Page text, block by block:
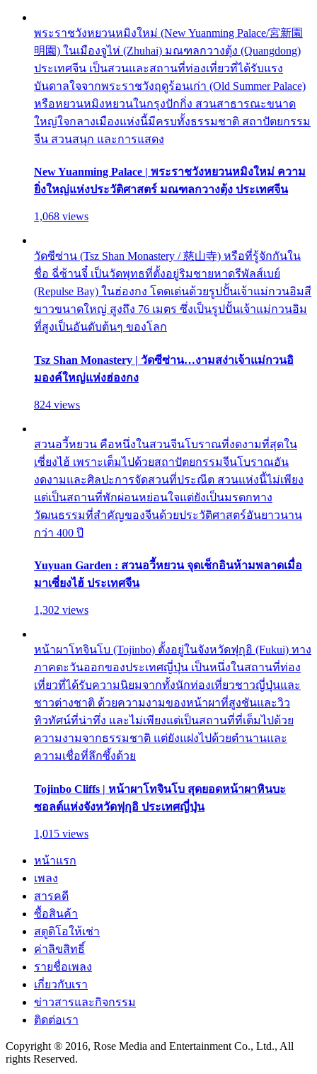
พระราชวังหยวนหมิงใหม่ (New Yuanming Palace/宮新園
明園) ในเมืองจูไห่ (Zhuhai) มณฑลกวางตุ้ง (Quangdong)
ประเทศจีน เป็นสวนและสถานที่ท่องเที่ยวที่ได้รับแรง
บันดาลใจจากพระราชวังฤดูร้อนเก่า (Old Summer Palace)
หรือหยวนหมิงหยวนในกรุงปักกิ่ง สวนสาธารณะขนาด
ใหญ่ใจกลางเมืองแห่งนี้มีครบทั้งธรรมชาติ สถาปัตยกรรม
จีน สวนสนุก และการแสดง
New Yuanming Palace | พระราชวังหยวนหมิงใหม่ ความ
ยิ่งใหญ่แห่งประวัติศาสตร์ มณฑลกวางตุ้ง ประเทศจีน
1,068 views
วัดซีซ่าน (Tsz Shan Monastery / 慈山寺) หรือที่รู้จักกันใน
ชื่อ ฉี่ซ้านจี๋ เป็นวัดพุทธที่ตั้งอยู่ริมชายหาดรีพัลส์เบย์
(Repulse Bay) ในฮ่องกง โดดเด่นด้วยรูปปั้นเจ้าแม่กวนอิมสี
ขาวขนาดใหญ่ สูงถึง 76 เมตร ซึ่งเป็นรูปปั้นเจ้าแม่กวนอิม
ที่สูงเป็นอันดับต้นๆ ของโลก
Tsz Shan Monastery | วัดซีซ่าน…งามสง่าเจ้าแม่กวนอิ
มองค์ใหญ่แห่งฮ่องกง
824 views
สวนอวี้หยวน คือหนึ่งในสวนจีนโบราณที่งดงามที่สุดใน
เซี่ยงไฮ้ เพราะเต็มไปด้วยสถาปัตยกรรมจีนโบราณอัน
งดงามและศิลปะการจัดสวนที่ประณีต สวนแห่งนี้ไม่เพียง
แต่เป็นสถานที่พักผ่อนหย่อนใจแต่ยังเป็นมรดกทาง
วัฒนธรรมที่สำคัญของจีนด้วยประวัติศาสตร์อันยาวนาน
กว่า 400 ปี
Yuyuan Garden : สวนอวี้หยวน จุดเช็กอินห้ามพลาดเมื่อ
มาเซี่ยงไฮ้ ประเทศจีน
1,302 views
หน้าผาโทจินโบ (Tojinbo) ตั้งอยู่ในจังหวัดฟุกุอิ (Fukui) ทาง
ภาคตะวันออกของประเทศญี่ปุ่น เป็นหนึ่งในสถานที่ท่อง
เที่ยวที่ได้รับความนิยมจากทั้งนักท่องเที่ยวชาวญี่ปุ่นและ
ชาวต่างชาติ ด้วยความงามของหน้าผาที่สูงชันและวิว
ทิวทัศน์ที่น่าทึ่ง และไม่เพียงแต่เป็นสถานที่ที่เต็มไปด้วย
ความงามจากธรรมชาติ แต่ยังแฝงไปด้วยตำนานและ
ความเชื่อที่ลึกซึ้งด้วย
Tojinbo Cliffs | หน้าผาโทจินโบ สุดยอดหน้าผาหินบะ
ซอลต์แห่งจังหวัดฟุกุอิ ประเทศญี่ปุ่น
1,015 views
หน้าแรก
เพลง
สารคดี
ซื้อสินค้า
สตูดิโอให้เช่า
ค่าลิขสิทธิ์
รายชื่อเพลง
เกี่ยวกับเรา
ข่าวสารและกิจกรรม
ติดต่อเรา
Copyright ® 2016, Rose Media and Entertainment Co., Ltd., All
rights Reserved.